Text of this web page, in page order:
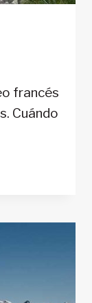
francés
Cuándo